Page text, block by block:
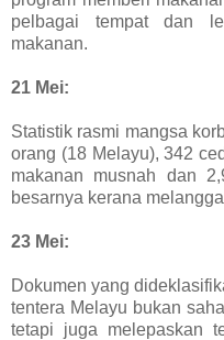
pelbagai tempat dan
makanan.
21 Mei:
Statistik rasmi mangsa
orang (18 Melayu), 342
makanan musnah dan
besarnya kerana
23 Mei:
Dokumen yang
tentera Melayu bukan
tetapi juga melepaskan